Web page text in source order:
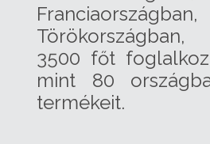
Franciaországban,
3500 főt
mint 80
termékeit.